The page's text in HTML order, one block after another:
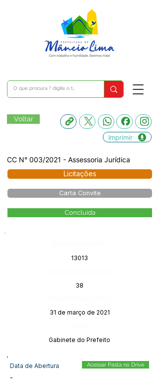
Voltar
Imprimir
CC N° 003/2021 - Assessoria Jurídica
Licitações
Carta Convite
Concluída
13013
38
31 de março de 2021
Gabinete do Prefeito
Data de Abertura
-
Acessar Pasta no Drive